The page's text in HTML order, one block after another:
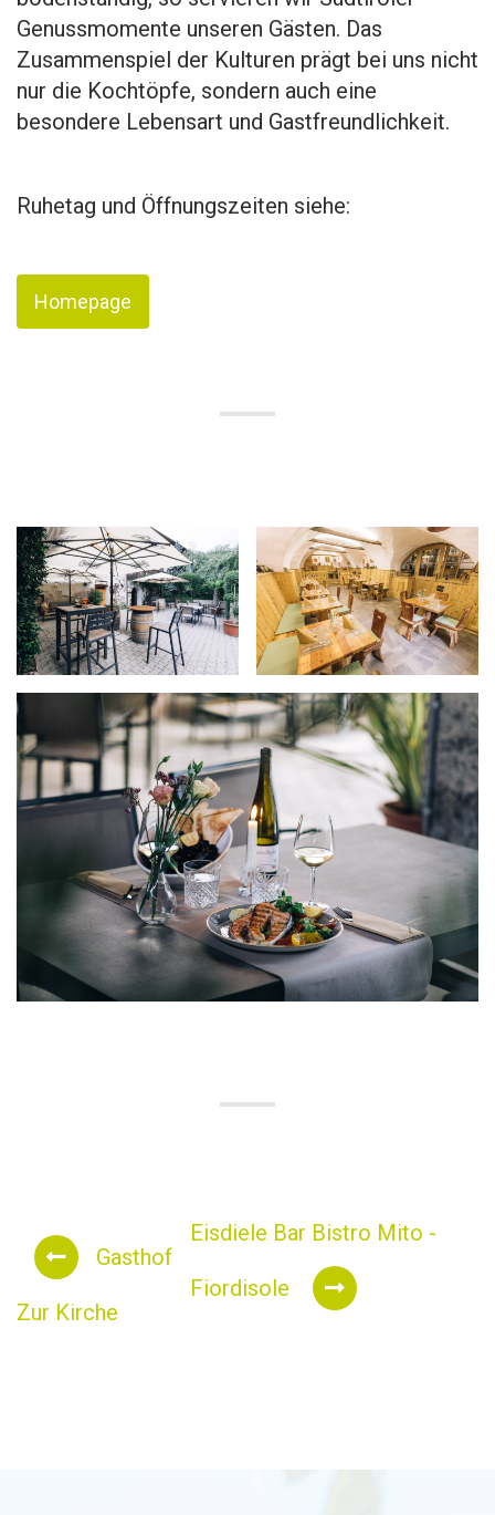
Genussmomente unseren Gästen. Das
Zusammenspiel der Kulturen prägt bei uns nicht
nur die Kochtöpfe, sondern auch eine
besondere Lebensart und Gastfreundlichkeit.
Ruhetag und Öffnungszeiten siehe:
Homepage
Gasthof
Zur Kirche
Eisdiele Bar Bistro Mito -
Fiordisole